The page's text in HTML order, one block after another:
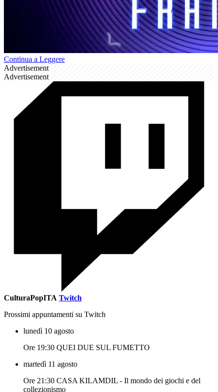
Continua a Leggere
Advertisement
Advertisement
CulturaPopITA Twitch
Prossimi appuntamenti su Twitch
lunedì 10 agosto
Ore 19:30 QUEI DUE SUL FUMETTO
martedì 11 agosto
Ore 21:30 CASA KILAMDIL - Il mondo dei giochi e del
collezionismo